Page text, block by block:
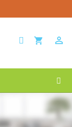

shopping_cart